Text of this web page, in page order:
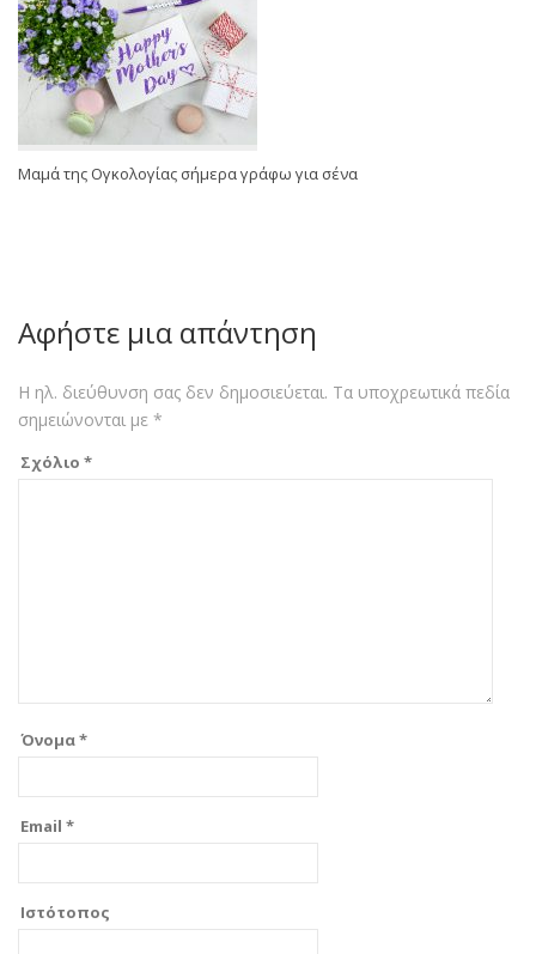
Μαμά της Ογκολογίας σήμερα γράφω για σένα
Αφήστε μια απάντηση
Η ηλ. διεύθυνση σας δεν δημοσιεύεται. Τα υποχρεωτικά πεδία
σημειώνονται με *
Σχόλιο *
Όνομα*
Email *
Ιστότοπος